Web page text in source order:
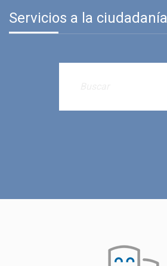
Servicios a la ciudadanía